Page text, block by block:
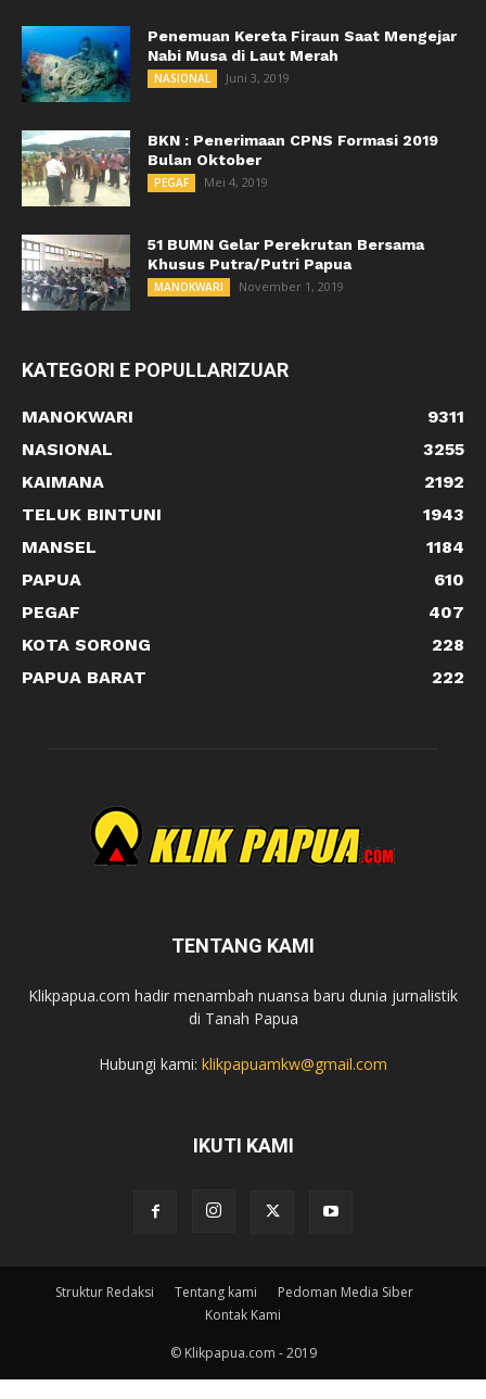
Penemuan Kereta Firaun Saat Mengejar
Nabi Musa di Laut Merah
NASIONAL Juni 3, 2019
BKN : Penerimaan CPNS Formasi 2019
Bulan Oktober
PEGAF Mei 4, 2019
51 BUMN Gelar Perekrutan Bersama
Khusus Putra/Putri Papua
MANOKWARI November 1, 2019
KATEGORI E POPULLARIZUAR
MANOKWARI
9311
NASIONAL
3255
KAIMANA
2192
TELUK BINTUNI
1943
MANSEL
1184
PAPUA
610
PEGAF
407
KOTA SORONG
228
PAPUA BARAT
222
TENTANG KAMI
Klikpapua.com hadir menambah nuansa baru dunia jurnalistik
di Tanah Papua
Hubungi kami: klikpapuamkw@gmail.com
IKUTI KAMI
Struktur Redaksi Tentang kami
Pedoman Media Siber
Kontak Kami
© Klikpapua.com - 2019